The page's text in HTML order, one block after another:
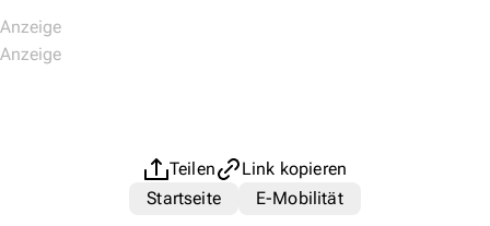
Teilen
Link kopieren
Startseite
E-Mobilität